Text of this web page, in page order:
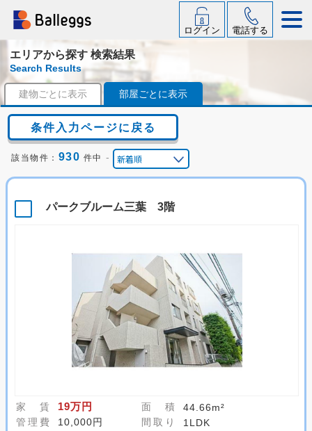
ログイン 電話する
エリアから探す 検索結果
Search Results
建物ごとに表示 部屋ごとに表示
条件入力ページに戻る
該当物件： 930 件中 -
パークブルーム三葉 3階
家 賃 19万円 面 積
44.66m²
管理費
10,000円 間取り
1LDK